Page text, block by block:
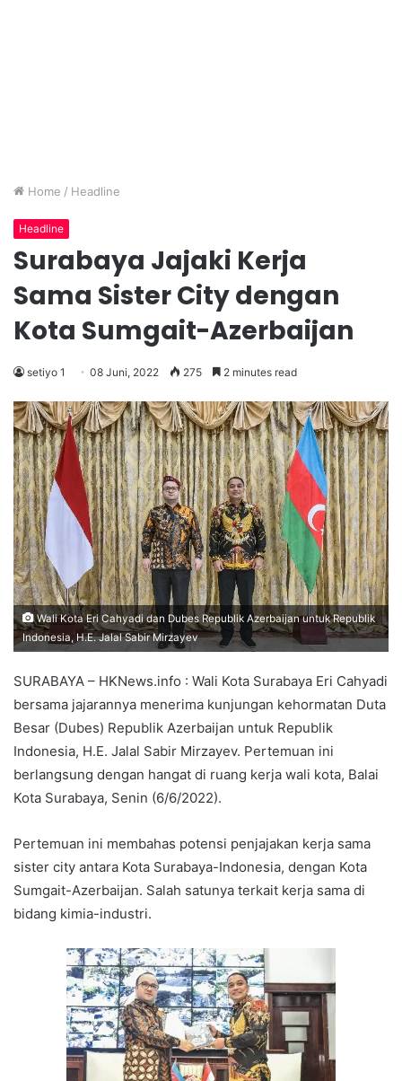
Home / Headline
Headline
Surabaya Jajaki Kerja
Sama Sister City dengan
Kota Sumgait-Azerbaijan
setiyo 1 08 Juni, 2022 275 2 minutes read
Wali Kota Eri Cahyadi dan Dubes Republik Azerbaijan untuk Republik
Indonesia, H.E. Jalal Sabir Mirzayev
SURABAYA – HKNews.info : Wali Kota Surabaya Eri Cahyadi
bersama jajarannya menerima kunjungan kehormatan Duta
Besar (Dubes) Republik Azerbaijan untuk Republik
Indonesia, H.E. Jalal Sabir Mirzayev. Pertemuan ini
berlangsung dengan hangat di ruang kerja wali kota, Balai
Kota Surabaya, Senin (6/6/2022).
Pertemuan ini membahas potensi penjajakan kerja sama
sister city antara Kota Surabaya-Indonesia, dengan Kota
Sumgait-Azerbaijan. Salah satunya terkait kerja sama di
bidang kimia-industri.